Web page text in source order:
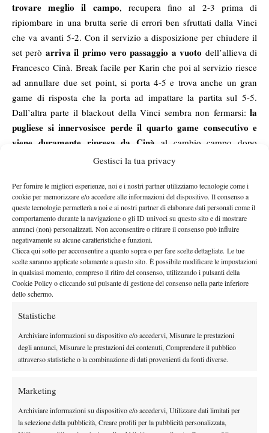
Gestisci la tua privacy
Per fornire le migliori esperienze, noi e i nostri partner utilizziamo tecnologie come i
cookie per memorizzare e/o accedere alle informazioni del dispositivo. Il consenso a
queste tecnologie permetterà a noi e ai nostri partner di elaborare dati personali come il
comportamento durante la navigazione o gli ID univoci su questo sito e di mostrare
annunci (non) personalizzati. Non acconsentire o ritirare il consenso può influire
negativamente su alcune caratteristiche e funzioni.
Clicca qui sotto per acconsentire a quanto sopra o per fare scelte dettagliate. Le tue
scelte saranno applicate solamente a questo sito. È possibile modificare le impostazioni
in qualsiasi momento, compreso il ritiro del consenso, utilizzando i pulsanti della
Cookie Policy o cliccando sul pulsante di gestione del consenso nella parte inferiore
dello schermo.
Statistiche
Archiviare informazioni su dispositivo e/o accedervi, Misurare le prestazioni
degli annunci, Misurare le prestazioni dei contenuti, Comprendere il pubblico
attraverso statistiche o la combinazione di dati provenienti da fonti diverse.
Marketing
Archiviare informazioni su dispositivo e/o accedervi, Utilizzare dati limitati per
la selezione della pubblicità, Creare profili per la pubblicità personalizzata,
trovare meglio il campo, recupera fino al 2-3 prima di
ripiombare in una brutta serie di errori ben sfruttati dalla Vinci
che va avanti 5-2. Con il servizio a disposizione per chiudere il
set però arriva il primo vero passaggio a vuoto dell’allieva di
Francesco Cinà. Break facile per Karin che poi al servizio riesce
ad annullare due set point, si porta 4-5 e trova anche un gran
game di risposta che la porta ad impattare la partita sul 5-5.
Dall’altra parte il blackout della Vinci sembra non fermarsi: la
pugliese si innervosisce perde il quarto game consecutivo e
viene duramente ripresa da Cinà al cambio campo dopo
l’undicesimo game. Arriva anche il primo set point per la Knapp
Karin, va avanti 5-3, si fa riprendere e poi chiude con un
diagonale vincente di dritto per il 7-5.
Il secondo set inizia come il primo
parziale: l’aggressività della Vinci e
una Knapp a tratti incapace di
reagire al gioco dell’avversaria. E
così in un amen è 3-0 per la
tarantina, questa volta con un sol
reagisce al servizio e sembra ridare i
primi segnali anche nel quinto
game,quando però la Vinci riesce
a portarsi comunque 4-1 anche grazie ad alcuni colpi
cambiano completamente da un momento all’altro, anche
quando la Vinci sembra comunque giocare meglio. Invece dopo
game molto combattuti arriva la rimonta della Knapp fino al 4-4.